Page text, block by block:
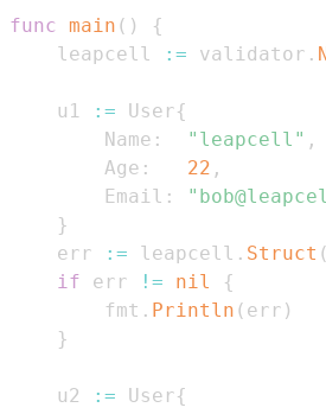
func main ( )
{
    leapcell
:= validator .
    u1
:= User{
        Name
: "leapcell" ,
        Age
: 22 ,
        Email
:
}
    err
:= leapcell . Struct (
if err != nil
{
        fmt
. Println ( err )
}
    u2
:= User{